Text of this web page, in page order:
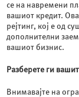
се на навремени
вашиот кредит.
рејтинг, кој е од
дополнителни
вашиот бизнис.
Разберете ги
Внимавајте на